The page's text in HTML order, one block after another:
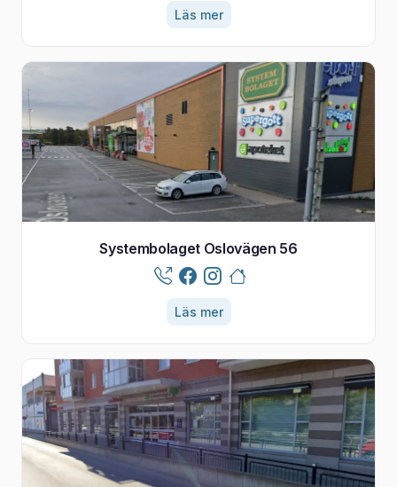
Läs mer
Systembolaget Oslovägen 56
Läs mer